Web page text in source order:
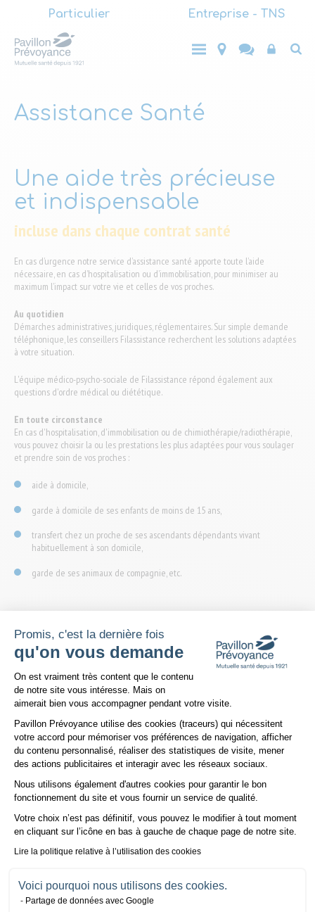
Promis, c'est la dernière fois
qu'on vous demande
Plateforme de Gestion du
On est vraiment très content que le contenu
de notre site vous intéresse. Mais on
aimerait bien vous accompagner pendant votre visite.
Pavillon Prévoyance utilise des cookies (traceurs) qui nécessitent
votre accord pour mémoriser vos préférences de navigation, afficher
du contenu personnalisé, réaliser des statistiques de visite, mener
des actions publicitaires et interagir avec les réseaux sociaux.
Nous utilisons également d'autres cookies pour garantir le bon
fonctionnement du site et vous fournir un service de qualité.
Votre choix n’est pas définitif, vous pouvez le modifier à tout moment
en cliquant sur l’icône en bas à gauche de chaque page de notre site.
Lire la politique relative à l’utilisation des cookies
Voici pourquoi nous utilisons des cookies.
Partage de données avec Google
Axeptio consent
contenu
principal
Particulier Entreprise - TNS
Main
ParticulierEntreprise
- TNS
Top
Assistance Santé
Une aide très précieuse
et indispensable
incluse dans chaque contrat santé
En cas d’urgence notre service d’assistance santé apporte toute l’aide
nécessaire, en cas d’hospitalisation ou d’immobilisation, pour minimiser au
maximum l’impact sur votre vie et celles de vos proches.
Au quotidien
Démarches administratives, juridiques, réglementaires. Sur simple demande
téléphonique, les conseillers Filassistance recherchent les solutions adaptées
à votre situation.
L'équipe médico-psycho-sociale de Filassistance répond également aux
questions d'ordre médical ou diététique.
En toute circonstance
En cas d'hospitalisation, d'immobilisation ou de chimiothérapie/radiothérapie,
vous pouvez choisir la ou les prestations les plus adaptées pour vous soulager
et prendre soin de vos proches :
aide à domicile,
garde à domicile de ses enfants de moins de 15 ans,
transfert chez un proche de ses ascendants dépendants vivant
habituellement à son domicile,
garde de ses animaux de compagnie, etc.
Pdf
Télécharger
Conditions générales
Pdf/1.6 Mo
Télécharger
NOUS CONTACTER
Écrivez-nous 05 57 81 24 41